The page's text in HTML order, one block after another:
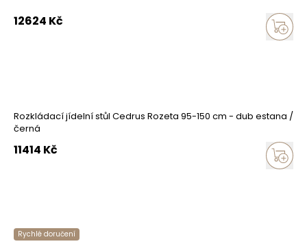
12624 Kč
Rozkládací jídelní stůl Cedrus Rozeta 95-150 cm - dub estana /
černá
11414 Kč
Rychlé doručení